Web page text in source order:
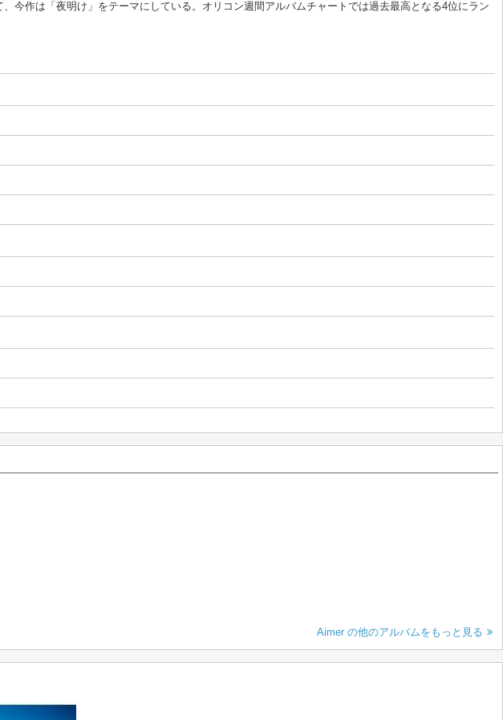
今作は「夜明け」をテーマにしている。オリコン週間アルバムチャートでは過去最高となる4位にラン
Aimer の他のアルバムをもっと見る